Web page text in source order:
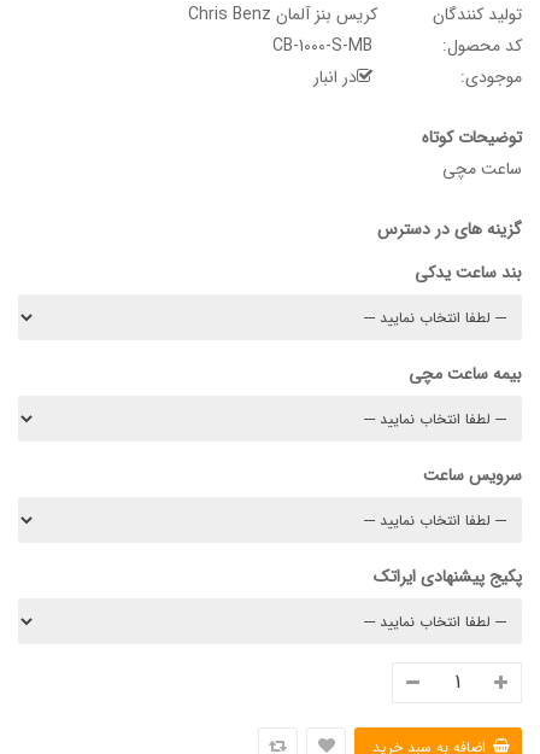
تولید کنندگان
کریس بنز آلمان Chris Benz
کد محصول:
موجودی:
در انبار
توضیحات کوتاه
ساعت مچی
گزینه های در دسترس
بند ساعت یدکی
بیمه ساعت مچی
سرویس ساعت
پکیج پیشنهادی ایراتک